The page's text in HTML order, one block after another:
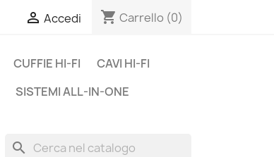
 Accedi shopping_cart Carrello (0)
CUFFIE HI-FI
CAVI HI-FI
SISTEMI ALL-IN-ONE
search